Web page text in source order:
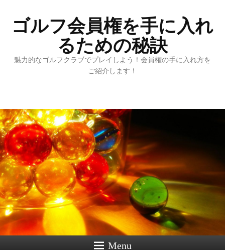
ゴルフ会員権を手に入れ
るための秘訣
魅力的なゴルフクラブでプレイしよう！会員権の手に入れ方を
ご紹介します！
Menu